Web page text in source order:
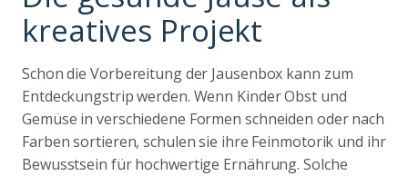
kreatives Projekt
Schon die Vorbereitung der Jausenbox kann zum
Entdeckungstrip werden. Wenn Kinder Obst und
Gemüse in verschiedene Formen schneiden oder nach
Farben sortieren, schulen sie ihre Feinmotorik und ihr
Bewusstsein für hochwertige Ernährung. Solche